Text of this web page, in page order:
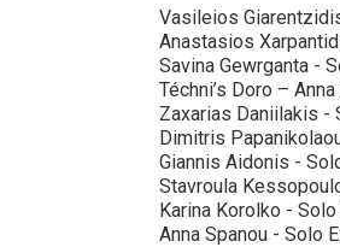
Vasileios
Anastasios
Savina Gewrganta -
Téchni’s Doro –
Zaxarias Daniilakis -
Dimitris
Giannis Aidonis -
Stavroula
Karina Korolko -
Anna Spanou - Solo